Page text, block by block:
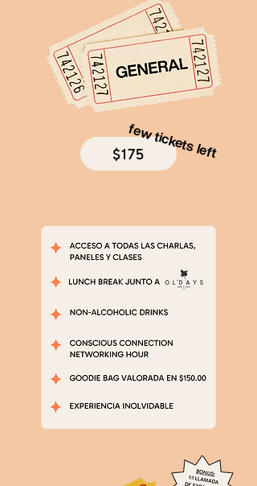
$175few tickets left